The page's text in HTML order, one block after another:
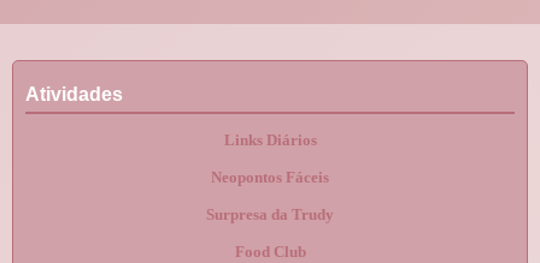
Atividades
Links Diários
Neopontos Fáceis
Surpresa da Trudy
Food Club